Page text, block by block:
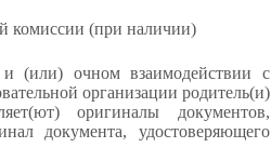
комиссии (при наличии)
и (или) очном взаимодействии с
организации родитель(и)
оригиналы документов,
документа, удостоверяющего